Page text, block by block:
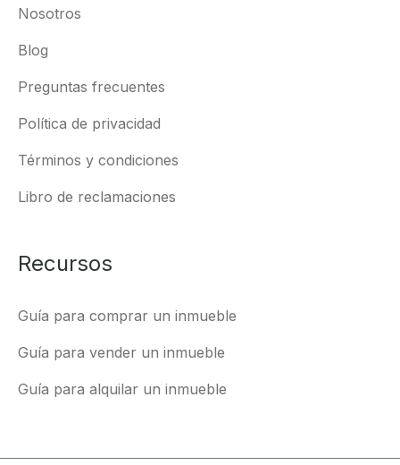
Nosotros
Blog
Preguntas frecuentes
Política de privacidad
Términos y condiciones
Libro de reclamaciones
Recursos
Guía para comprar un inmueble
Guía para vender un inmueble
Guía para alquilar un inmueble